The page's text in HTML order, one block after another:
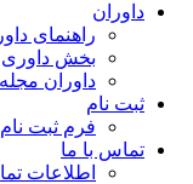
داوران
راهنمای
بخش داوری
داوران مجله
ثبت نام
فرم ثبت نام
تماس با ما
اطلاعات